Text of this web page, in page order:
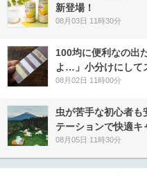
新登場！
08月03日 11時30分
100均に便利なの出
よ…」小分けにして
08月02日 11時00分
虫が苦手な初心者も
テーションで快適キ
08月05日 11時30分